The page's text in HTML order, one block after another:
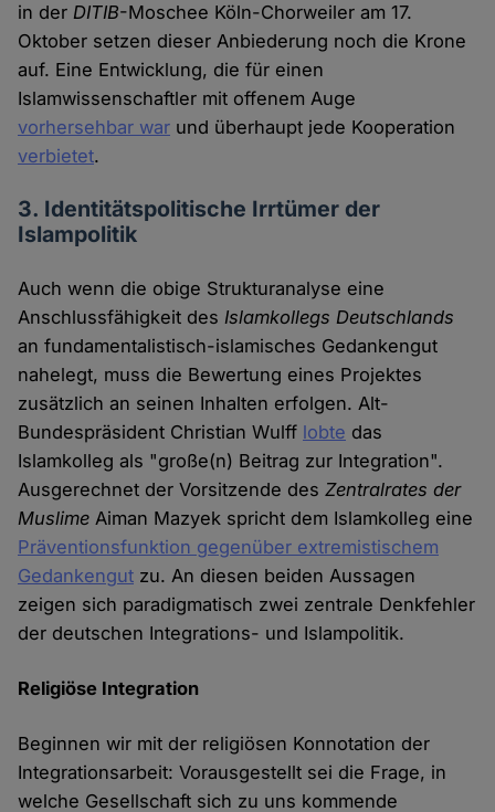
in derDITIB-Moschee Köln-Chorweiler am 17.
Oktober setzen dieser Anbiederung noch die Krone
auf. Eine Entwicklung, die für einen
Islamwissenschaftler mit offenem Auge
vorhersehbar war und überhaupt jede Kooperation
verbietet.
3. Identitätspolitische Irrtümer der
Islampolitik
Auch wenn die obige Strukturanalyse eine
Anschlussfähigkeit desIslamkollegs Deutschlands
an fundamentalistisch-islamisches Gedankengut
nahelegt, muss die Bewertung eines Projektes
zusätzlich an seinen Inhalten erfolgen. Alt-
Bundespräsident Christian Wulff lobte das
Islamkolleg als "große(n) Beitrag zur Integration".
Ausgerechnet der Vorsitzende desZentralrates der
Muslime Aiman Mazyek spricht dem Islamkolleg eine
Präventionsfunktion gegenüber extremistischem
Gedankengut zu. An diesen beiden Aussagen
zeigen sich paradigmatisch zwei zentrale Denkfehler
der deutschen Integrations- und Islampolitik.
Religiöse Integration
Beginnen wir mit der religiösen Konnotation der
Integrationsarbeit: Vorausgestellt sei die Frage, in
welche Gesellschaft sich zu uns kommende